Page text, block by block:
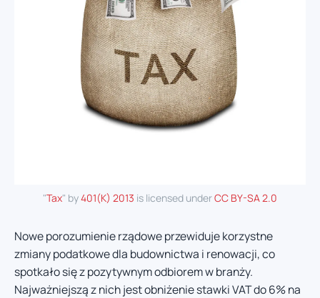
"Tax" by401(K) 2013 is licensed underCC BY-SA 2.0
Nowe porozumienie rządowe przewiduje korzystne
zmiany podatkowe dla budownictwa i renowacji, co
spotkało się z pozytywnym odbiorem w branży.
Najważniejszą z nich jest obniżenie stawki VAT do 6% na